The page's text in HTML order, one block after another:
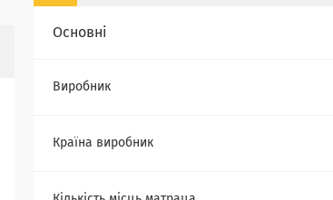
Основні
Виробник
Країна виробник